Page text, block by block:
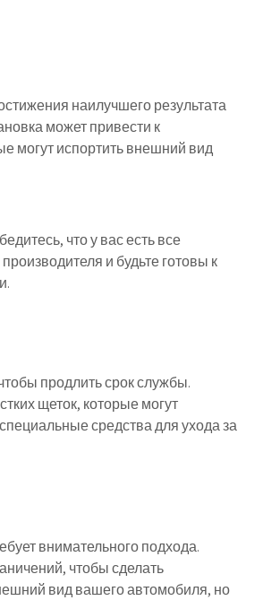
наилучшего результата
может привести к
могут испортить внешний вид
что у вас есть все
и будьте готовы к
продлить срок службы.
щеток, которые могут
средства для ухода за
внимательного подхода.
чтобы сделать
вид вашего автомобиля, но